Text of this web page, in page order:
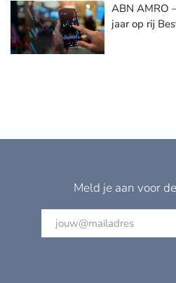
ABN AMRO
jaar op rij
Meld je aan voor